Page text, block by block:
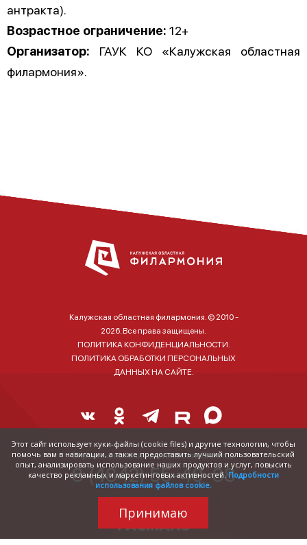
антракта).
Возрастное ограничение: 12+
Организатор: ГАУК КО «Калужская областная
филармония».
Калужская областная филармония. © 2010 -
2026. Все права защищены.
ПОЛИТИКА КОНФИДЕНЦИАЛЬНОСТИ.
ПОЛИТИКА ОБРАБОТКИ ПЕРСОНАЛЬНЫХ
ДАННЫХ НА САЙТЕ.
Справка о наличии и стоимости билетов:
8 (4842) 55-40-88
Этот сайт использует куки-файлы (cookie files) и другие технологии, чтобы
помочь вам в навигации, а также предоставить лучший пользовательский
опыт, анализировать использование наших продуктов и услуг, повысить
качество рекламных и маркетинговых активностей. Подробности
использования файлов cookie.
Принимаю